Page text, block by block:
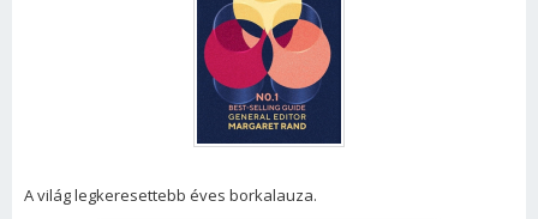
A világ legkeresettebb éves borkalauza.